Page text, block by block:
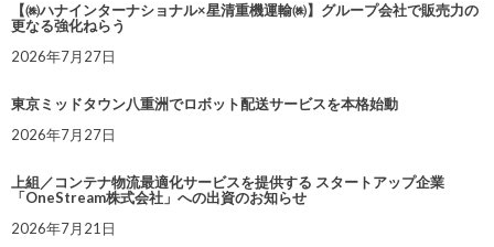
【㈱ハナインターナショナル×星清重機運輸㈱】グループ会社で販売力の
更なる強化ねらう
2026年7月27日
東京ミッドタウン八重洲でロボット配送サービスを本格始動
2026年7月27日
上組／コンテナ物流最適化サービスを提供する スタートアップ企業
「OneStream株式会社」への出資のお知らせ
2026年7月21日